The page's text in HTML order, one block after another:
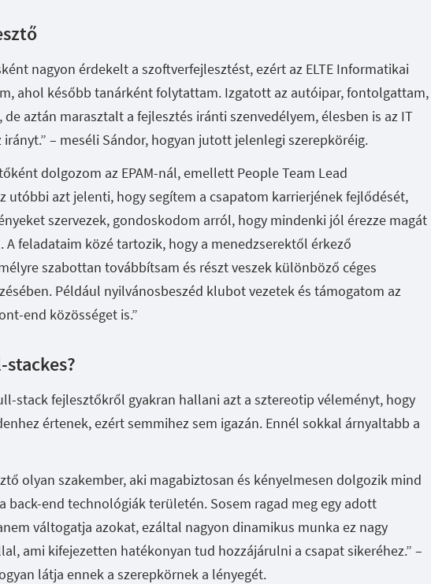
nagyon érdekelt a szoftverfejlesztést, ezért az ELTE Informatikai
ahol később tanárként folytattam. Izgatott az autóipar, fontolgattam,
aztán marasztalt a fejlesztés iránti szenvedélyem, élesben is az IT
– meséli Sándor, hogyan jutott jelenlegi szerepköréig.
dolgozom az EPAM-nál, emellett People Team Lead
utóbbi azt jelenti, hogy segítem a csapatom karrierjének fejlődését,
szervezek, gondoskodom arról, hogy mindenki jól érezze magát
A feladataim közé tartozik, hogy a menedzserektől érkező
szabottan továbbítsam és részt veszek különböző céges
Például nyilvánosbeszéd klubot vezetek és támogatom az
end közösséget is.”
stack fejlesztőkről gyakran hallani azt a sztereotip véleményt, hogy
értenek, ezért semmihez sem igazán. Ennél sokkal árnyaltabb a
olyan szakember, aki magabiztosan és kényelmesen dolgozik mind
back-end technológiák területén. Sosem ragad meg egy adott
váltogatja azokat, ezáltal nagyon dinamikus munka ez nagy
ami kifejezetten hatékonyan tud hozzájárulni a csapat sikeréhez.” –
látja ennek a szerepkörnek a lényegét.